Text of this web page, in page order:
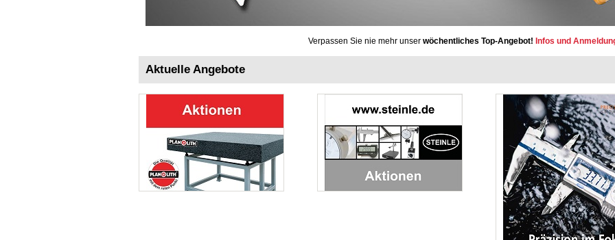
Verpassen Sie nie mehr unser wöchentliches Top-Angebot! Infos und
Aktuelle Angebote